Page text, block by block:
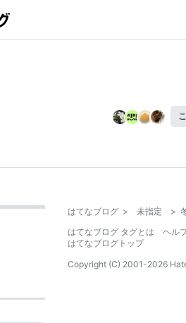
はてなブログ > 未指定 >
はてなブログ タグとは
ヘル
はてなブログトップ
Copyright (C) 2001-2026